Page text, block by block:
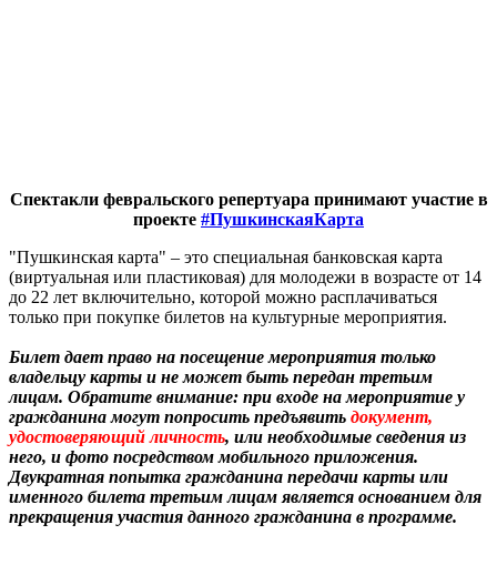
Спектакли февральского репертуара принимают участие в
проекте #ПушкинскаяКарта
"Пушкинская карта" – это специальная банковская карта
(виртуальная или пластиковая) для молодежи в возрасте от 14
до 22 лет включительно, которой можно расплачиваться
только при покупке билетов на культурные мероприятия.
Билет дает право на посещение мероприятия только
владельцу карты и не может быть передан третьим
лицам. Обратите внимание: при входе на мероприятие у
гражданина могут попросить предъявить документ,
удостоверяющий личность, или необходимые сведения из
него, и фото посредством мобильного приложения.
Двукратная попытка гражданина передачи карты или
именного билета третьим лицам является основанием для
прекращения участия данного гражданина в программе.